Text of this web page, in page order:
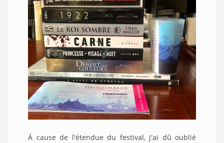
Á cause de l'étendue du festival, j'ai dû oublié